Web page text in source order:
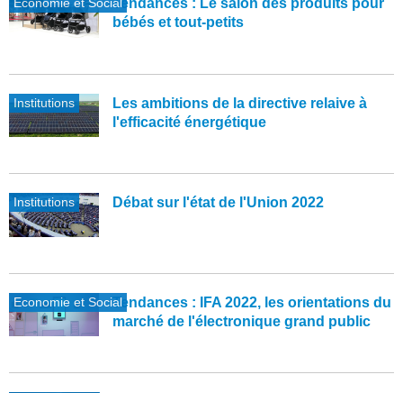
Economie et SocialTendances : Le salon des produits pour
bébés et tout-petits
Institutions
Les ambitions de la directive relaive à
l'efficacité énergétique
Institutions Débat sur l'état de l'Union 2022
Economie et SocialTendances : IFA 2022, les orientations du
marché de l'électronique grand public